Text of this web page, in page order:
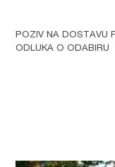
POZIV NA DOSTAVU PONUDE TROŠKOVNIK PONUDBENI LIST
ODLUKA O ODABIRU